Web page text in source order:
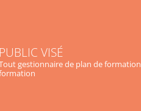
PUBLIC VISÉ
gestionnairede plan de formation